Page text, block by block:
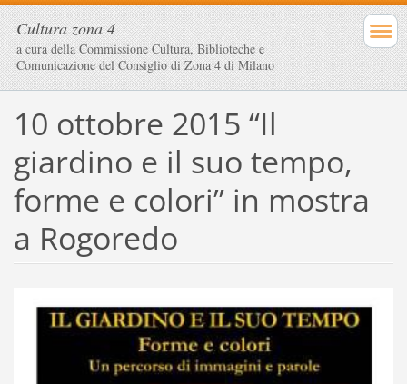
Cultura zona 4
a cura della Commissione Cultura, Biblioteche e
Comunicazione del Consiglio di Zona 4 di Milano
10 ottobre 2015 “Il
giardino e il suo tempo,
forme e colori” in mostra
a Rogoredo